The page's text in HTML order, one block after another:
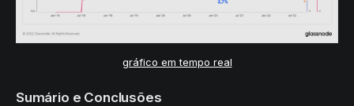
gráfico em tempo real
Sumário e Conclusões